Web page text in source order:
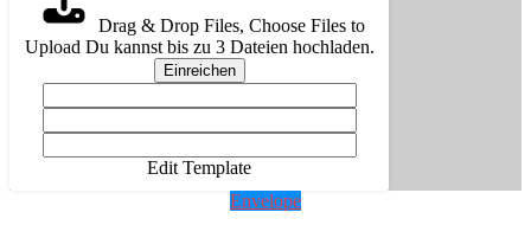
Drag & Drop Files, Choose Files to
Upload Du kannst bis zu 3 Dateien hochladen.
Einreichen
Edit Template
Envelope